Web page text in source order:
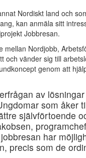
Nordiskt land och
kan anmäla sitt
Jobbresan.
Nordjobb,
och vänder sig till
genom att
av
som åker
självförtoende
har
precis som de